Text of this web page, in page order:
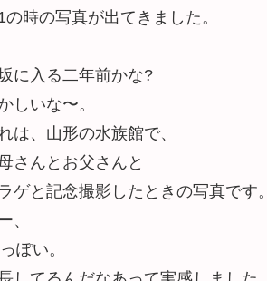
の時の写真が出てきました。
に入る二年前かな?
しいな〜。
は、山形の水族館で、
さんとお父さんと
ゲと記念撮影したときの写真です
、
ぽい。